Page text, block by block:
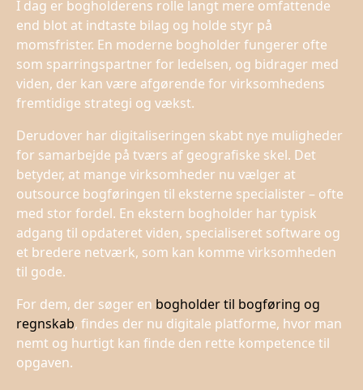
I dag er bogholderens rolle langt mere omfattende
end blot at indtaste bilag og holde styr på
momsfrister. En moderne bogholder fungerer ofte
som sparringspartner for ledelsen, og bidrager med
viden, der kan være afgørende for virksomhedens
fremtidige strategi og vækst.
Derudover har digitaliseringen skabt nye muligheder
for samarbejde på tværs af geografiske skel. Det
betyder, at mange virksomheder nu vælger at
outsource bogføringen til eksterne specialister – ofte
med stor fordel. En ekstern bogholder har typisk
adgang til opdateret viden, specialiseret software og
et bredere netværk, som kan komme virksomheden
til gode.
For dem, der søger en bogholder til bogføring og
regnskab, findes der nu digitale platforme, hvor man
nemt og hurtigt kan finde den rette kompetence til
opgaven.